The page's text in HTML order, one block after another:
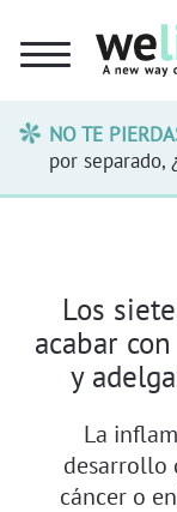
NO TE
por separado,
Los
acabar
y
La
desarrollo
cáncer o